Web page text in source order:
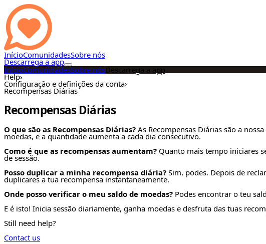
InícioComunidadesSobre nós
Descarrega a app
InícioComunidadesSobre nósDescarrega a app
Help›
Configuração e definições da conta›
Recompensas Diárias
Recompensas Diárias
O que são as Recompensas Diárias? As Recompensas Diárias são a
moedas, e a quantidade aumenta a cada dia consecutivo.
Como é que as recompensas aumentam? Quanto mais tempo iniciares
de sessão.
Posso duplicar a minha recompensa diária? Sim, podes. Depois de
duplicares a tua recompensa instantaneamente.
Onde posso verificar o meu saldo de moedas? Podes encontrar o teu
E é isto! Inicia sessão diariamente, ganha moedas e desfruta das tuas
Still need help?
Contact us